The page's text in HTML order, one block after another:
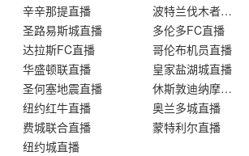
辛辛那提直播
波特兰伐木者直播
圣路易斯城直播
多伦多FC直播
达拉斯FC直播
哥伦布机员直播
华盛顿联直播
皇家盐湖城直播
圣何塞地震直播
休斯敦迪纳摩直播
纽约红牛直播
奥兰多城直播
费城联合直播
蒙特利尔直播
纽约城直播